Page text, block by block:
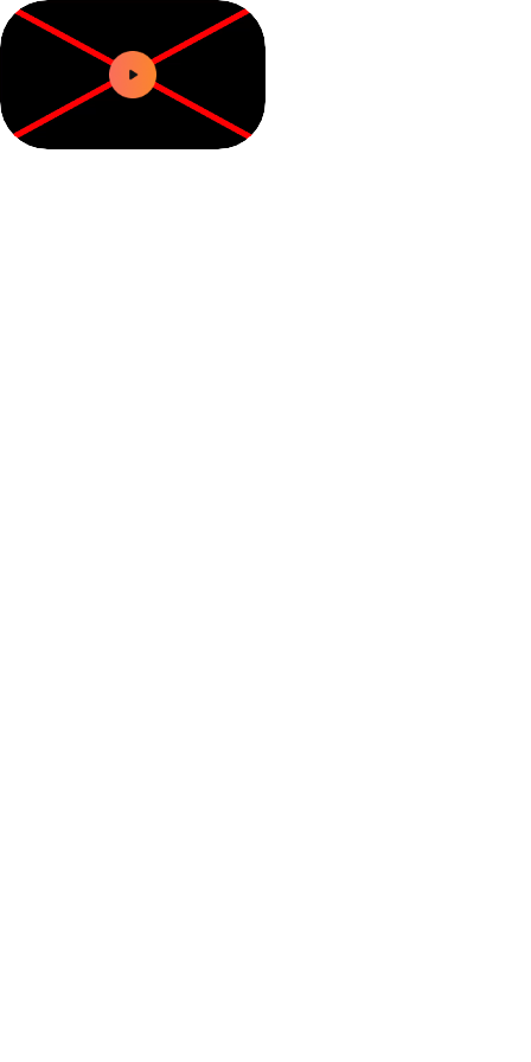
0:00 / 1:00